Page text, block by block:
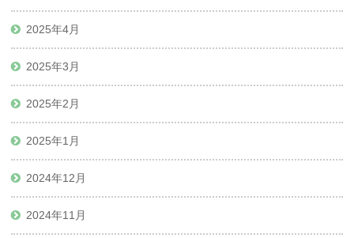
2025年4月
2025年3月
2025年2月
2025年1月
2024年12月
2024年11月